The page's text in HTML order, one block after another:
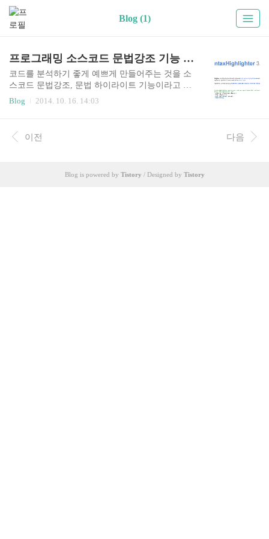
Blog (1)
프로그래밍 소스코드 문법강조 기능 사용하기 (SyntaxHighlighter VS highlight.js)
코드를 분석하기 좋게 예쁘게 만들어주는 것을 소
스코드 문법강조, 문법 하이라이트 기능이라고 부
릅니다. 프로그래밍 에디터에서는 기본으로 이러
한 기능이 있지만 HTML 웹상에서는 이러한 기능
다. 직접 이러한 문법강조 기능을 만드는 것은 언어
에 대한 이해가 놓은 고수가 아니면 할 수 없는 일
xHighlighter에서 부터 다양한 종류가 있는데 여기
Blog 2014. 10. 16. 14:03
이전 다음
Blog is powered by Tistory / Designed by Tistory